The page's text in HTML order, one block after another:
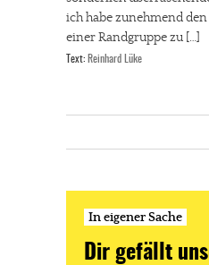
ich habe zunehmend
einer Randgruppe zu […]
Text: Reinhard Lüke
In eigener Sache
Dir gefällt